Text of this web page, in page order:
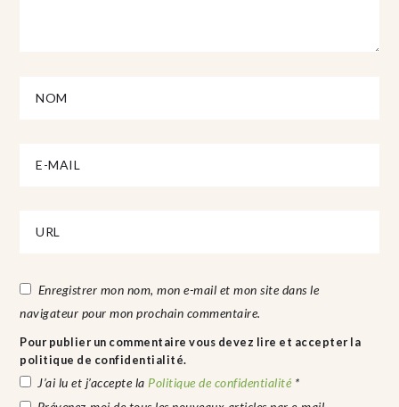
Enregistrer mon nom, mon e-mail et mon site dans le
navigateur pour mon prochain commentaire.
Pour publier un commentaire vous devez lire et accepter la
politique de confidentialité.
J’ai lu et j’accepte la Politique de confidentialité *